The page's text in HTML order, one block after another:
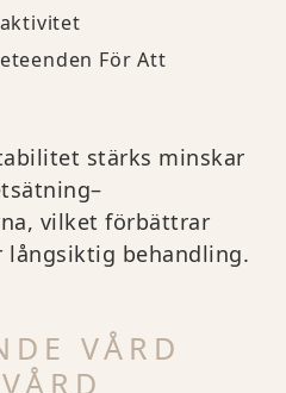
För Att
stärks minskar
vilket förbättrar
behandling.
VÅRD